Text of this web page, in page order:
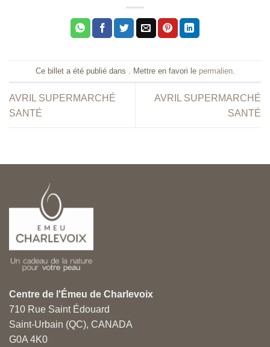
Ce billet a été publié dans . Mettre en favori le permalien.
AVRIL SUPERMARCHÉ
SANTÉ
AVRIL SUPERMARCHÉ
SANTÉ
Centre de l'Émeu de Charlevoix
710 Rue Saint Édouard
Saint-Urbain (QC), CANADA
G0A 4K0